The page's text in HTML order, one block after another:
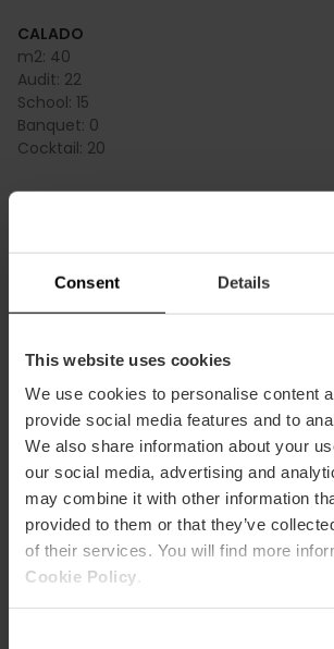
Consent Details
This website uses cookies
We use cookies to personalise content
provide social media features and to
We also share information about your
our social media, advertising and
may combine it with other information
provided to them or that they’ve
of their services. You will find more
Cookie Policy
CALADO
m2: 40
Audit: 22
School: 15
Banquet: 0
Cocktail: 20
CHALLENGER
Banquet:110
Cocktail:160
ESLORA
m2:
Audit:60
School:48
Banquet: 40
Cocktail:50
MANGA
m2:90
Audit:55
Banquet:40